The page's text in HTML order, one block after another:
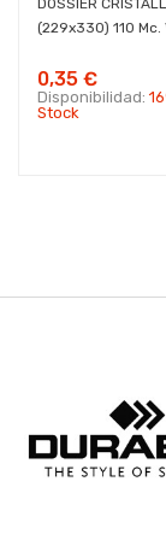
DOSSIER
(229x330) 110 Mc.
0,35 €
Disponibilidad:
Stock